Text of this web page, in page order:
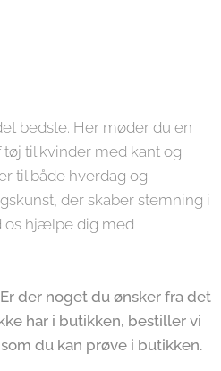
bedste. Her møder du en
til kvinder med kant og
til både hverdag og
der skaber stemning i
os hjælpe dig med
der noget du ønsker fra det
har i butikken, bestiller vi
du kan prøve i butikken.